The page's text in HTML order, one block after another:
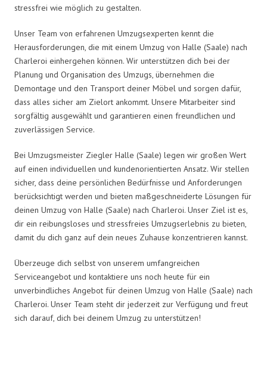
stressfrei wie möglich zu gestalten.
Unser Team von erfahrenen Umzugsexperten kennt die
Herausforderungen, die mit einem Umzug von Halle (Saale) nach
Charleroi einhergehen können. Wir unterstützen dich bei der
Planung und Organisation des Umzugs, übernehmen die
Demontage und den Transport deiner Möbel und sorgen dafür,
dass alles sicher am Zielort ankommt. Unsere Mitarbeiter sind
sorgfältig ausgewählt und garantieren einen freundlichen und
zuverlässigen Service.
Bei Umzugsmeister Ziegler Halle (Saale) legen wir großen Wert
auf einen individuellen und kundenorientierten Ansatz. Wir stellen
sicher, dass deine persönlichen Bedürfnisse und Anforderungen
berücksichtigt werden und bieten maßgeschneiderte Lösungen für
deinen Umzug von Halle (Saale) nach Charleroi. Unser Ziel ist es,
dir ein reibungsloses und stressfreies Umzugserlebnis zu bieten,
damit du dich ganz auf dein neues Zuhause konzentrieren kannst.
Überzeuge dich selbst von unserem umfangreichen
Serviceangebot und kontaktiere uns noch heute für ein
unverbindliches Angebot für deinen Umzug von Halle (Saale) nach
Charleroi. Unser Team steht dir jederzeit zur Verfügung und freut
sich darauf, dich bei deinem Umzug zu unterstützen!